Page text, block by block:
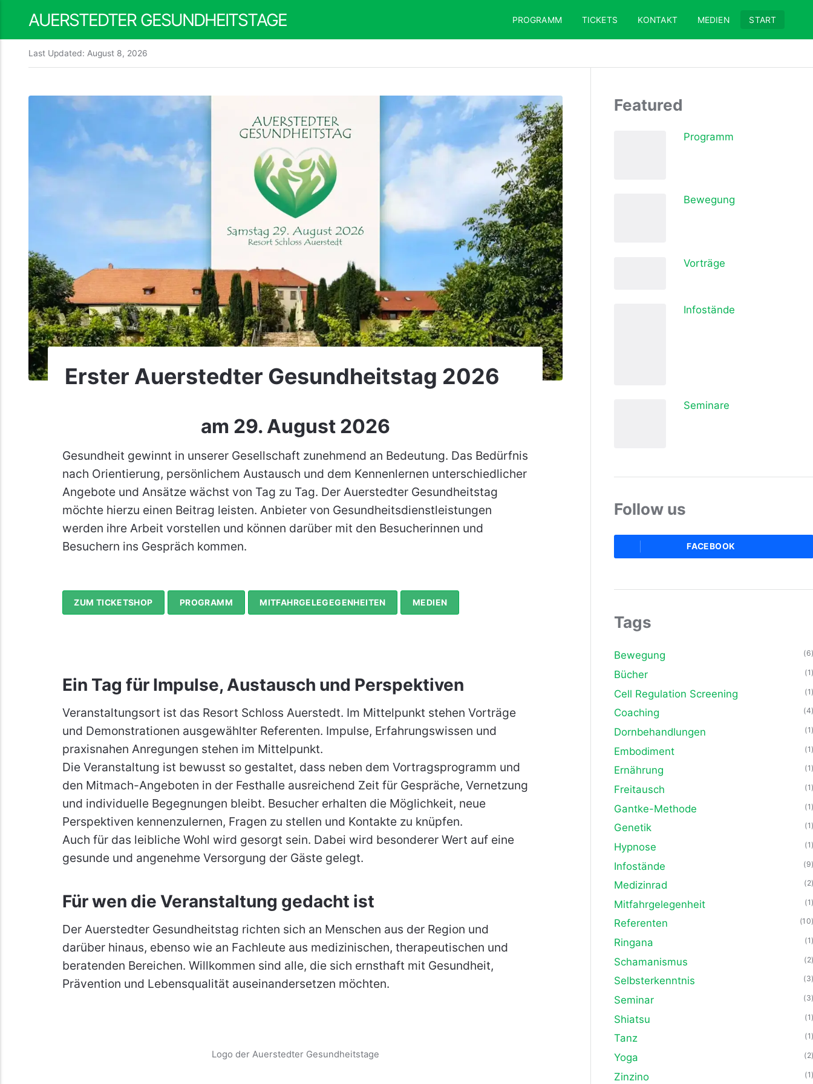
AUERSTEDTER GESUNDHEITSTAGE PROGRAMM TICKETS KONTAKT MEDIEN START
Last Updated: August 8, 2026
Erster Auerstedter Gesundheitstag 2026
am 29. August 2026
Gesundheit gewinnt in unserer Gesellschaft zunehmend an Bedeutung. Das Bedürfnis
nach Orientierung, persönlichem Austausch und dem Kennenlernen unterschiedlicher
Angebote und Ansätze wächst von Tag zu Tag. Der Auerstedter Gesundheitstag
möchte hierzu einen Beitrag leisten. Anbieter von Gesundheitsdienstleistungen
werden ihre Arbeit vorstellen und können darüber mit den Besucherinnen und
Besuchern ins Gespräch kommen.
ZUM TICKETSHOP PROGRAMM MITFAHRGELEGEGENHEITEN MEDIEN
Ein Tag für Impulse, Austausch und Perspektiven
Veranstaltungsort ist das Resort Schloss Auerstedt. Im Mittelpunkt stehen Vorträge
und Demonstrationen ausgewählter Referenten. Impulse, Erfahrungswissen und
praxisnahen Anregungen stehen im Mittelpunkt.
Die Veranstaltung ist bewusst so gestaltet, dass neben dem Vortragsprogramm und
den Mitmach-Angeboten in der Festhalle ausreichend Zeit für Gespräche, Vernetzung
und individuelle Begegnungen bleibt. Besucher erhalten die Möglichkeit, neue
Perspektiven kennenzulernen, Fragen zu stellen und Kontakte zu knüpfen.
Auch für das leibliche Wohl wird gesorgt sein. Dabei wird besonderer Wert auf eine
gesunde und angenehme Versorgung der Gäste gelegt.
Für wen die Veranstaltung gedacht ist
Der Auerstedter Gesundheitstag richten sich an Menschen aus der Region und
darüber hinaus, ebenso wie an Fachleute aus medizinischen, therapeutischen und
beratenden Bereichen. Willkommen sind alle, die sich ernsthaft mit Gesundheit,
Prävention und Lebensqualität auseinandersetzen möchten.
Logo der Auerstedter Gesundheitstage
Featured
Programm
Bewegung
Vorträge
Infostände
Seminare
Follow us
FACEBOOK
Tags
Bewegung
Bücher
Cell Regulation Screening
Coaching
Dornbehandlungen
Embodiment
Ernährung
Freitausch
Gantke-Methode
Genetik
Hypnose
Infostände
Medizinrad
Mitfahrgelegenheit
Referenten
Ringana
Schamanismus
Selbsterkenntnis
Seminar
Shiatsu
Tanz
Yoga
Zinzino